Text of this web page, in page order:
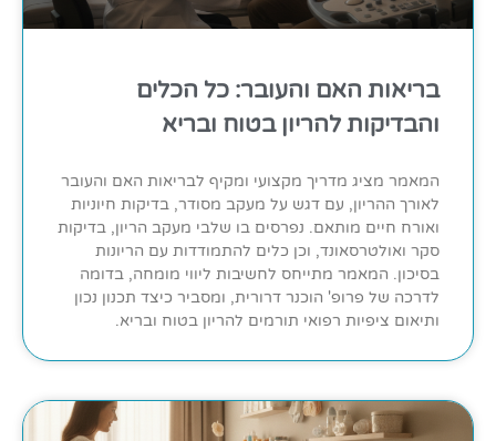
בריאות האם והעובר: כל הכלים
והבדיקות להריון בטוח ובריא
המאמר מציג מדריך מקצועי ומקיף לבריאות האם והעובר
לאורך ההריון, עם דגש על מעקב מסודר, בדיקות חיוניות
ואורח חיים מותאם. נפרסים בו שלבי מעקב הריון, בדיקות
סקר ואולטרסאונד, וכן כלים להתמודדות עם הריונות
בסיכון. המאמר מתייחס לחשיבות ליווי מומחה, בדומה
לדרכה של פרופ' הוכנר דרורית, ומסביר כיצד תכנון נכון
ותיאום ציפיות רפואי תורמים להריון בטוח ובריא.